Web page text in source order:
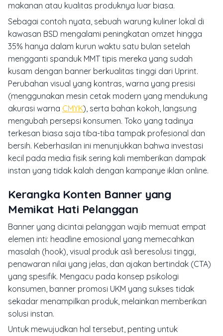
makanan atau kualitas produknya luar biasa.
Sebagai contoh nyata, sebuah warung kuliner lokal di
kawasan BSD mengalami peningkatan omzet hingga
35% hanya dalam kurun waktu satu bulan setelah
mengganti spanduk MMT tipis mereka yang sudah
kusam dengan banner berkualitas tinggi dari Uprint.
Perubahan visual yang kontras, warna yang presisi
(menggunakan mesin cetak modern yang mendukung
akurasi warna CMYK), serta bahan kokoh, langsung
mengubah persepsi konsumen. Toko yang tadinya
terkesan biasa saja tiba-tiba tampak profesional dan
bersih. Keberhasilan ini menunjukkan bahwa investasi
kecil pada media fisik sering kali memberikan dampak
instan yang tidak kalah dengan kampanye iklan online.
Kerangka Konten Banner yang
Memikat Hati Pelanggan
Banner yang dicintai pelanggan wajib memuat empat
elemen inti: headline emosional yang memecahkan
masalah (hook), visual produk asli beresolusi tinggi,
penawaran nilai yang jelas, dan ajakan bertindak (CTA)
yang spesifik. Mengacu pada konsep psikologi
konsumen, banner promosi UKM yang sukses tidak
sekadar menampilkan produk, melainkan memberikan
solusi instan.
Untuk mewujudkan hal tersebut, penting untuk